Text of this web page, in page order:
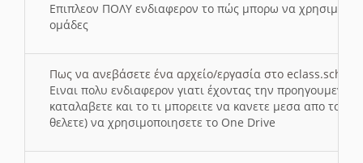
Επιπλεον ΠΟΛΥ ενδιαφερον το πώς μπορω να
ομάδες
Πως να ανεβάσετε ένα αρχείο/εργασία στο eclass.sch.gr
Ειναι πολυ ενδιαφερον γιατι έχοντας την
καταλαβετε και το τι μπορειτε να κανετε μεσα απο το
θελετε) να χρησιμοποιησετε το One Drive